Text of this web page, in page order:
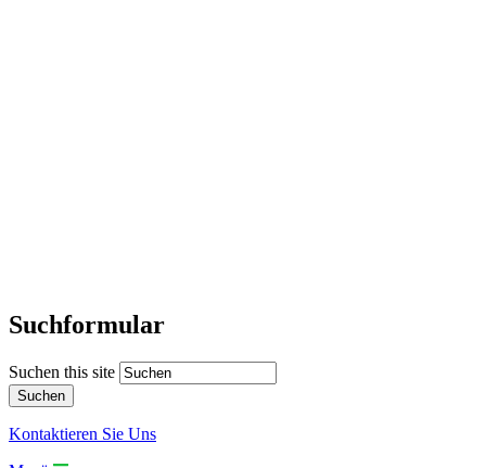
Suchformular
Suchen this site
Kontaktieren Sie Uns